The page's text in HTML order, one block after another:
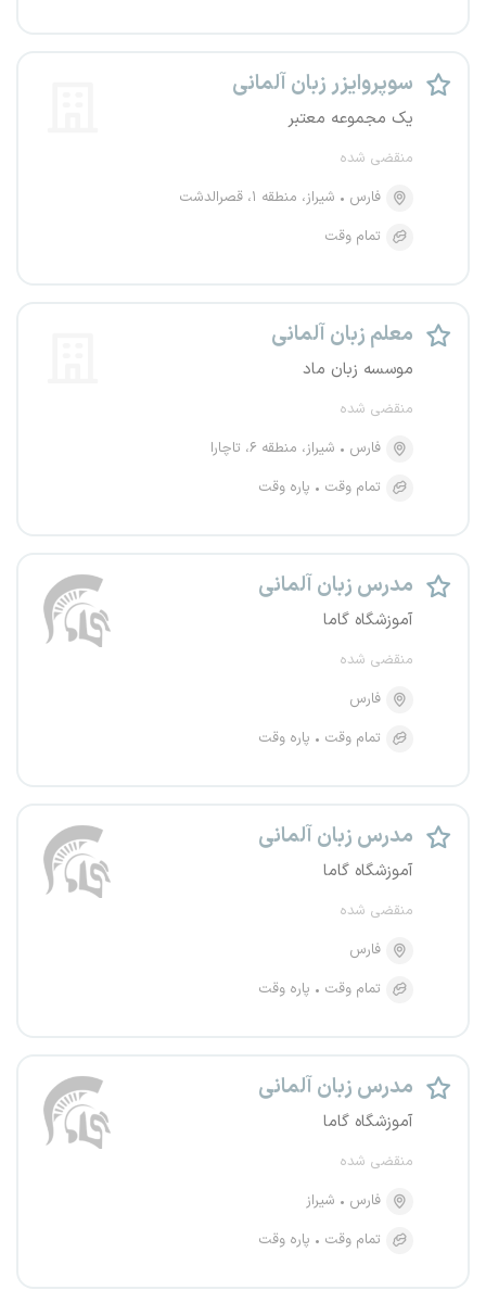
سوپروایزر زبان آلمانی
یک مجموعه معتبر
منقضی شده
فارس
شیراز، منطقه ۱، قصرالدشت
تمام وقت
معلم زبان آلمانی
موسسه زبان ماد
منقضی شده
فارس
شیراز، منطقه ۶، تاچارا
تمام وقت
پاره وقت
مدرس زبان آلمانی
آموزشگاه گاما
منقضی شده
فارس
تمام وقت
پاره وقت
مدرس زبان آلمانی
آموزشگاه گاما
منقضی شده
فارس
تمام وقت
پاره وقت
مدرس زبان آلمانی
آموزشگاه گاما
منقضی شده
فارس
شیراز
تمام وقت
پاره وقت